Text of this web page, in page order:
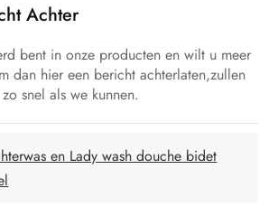
Achter
bent in onze producten en wilt u meer
dan hier een bericht achterlaten,zullen
snel als we kunnen.
en Lady wash douche bidet